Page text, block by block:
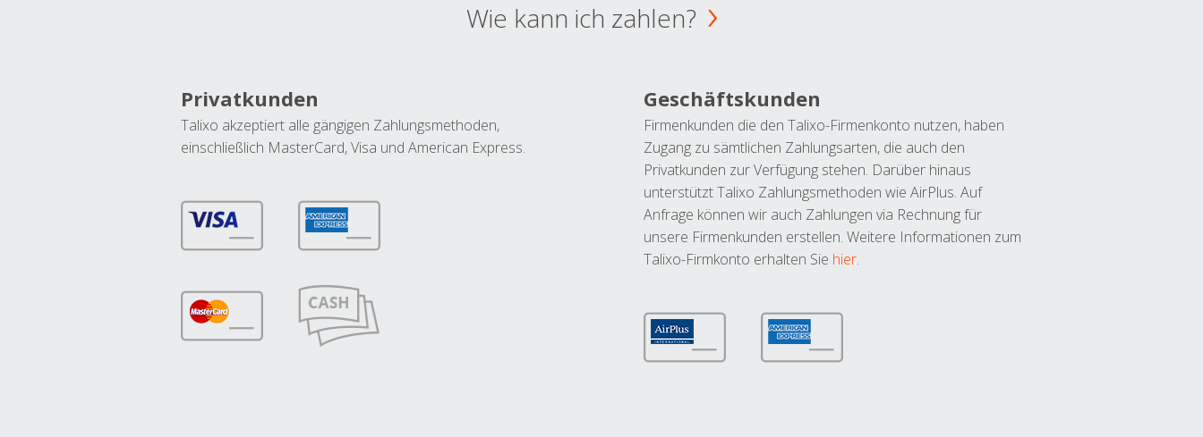
Wie kann ich zahlen?
Privatkunden
Talixo akzeptiert alle gängigen Zahlungsmethoden,
einschließlich MasterCard, Visa und American Express.
Geschäftskunden
Firmenkunden die den Talixo-Firmenkonto nutzen, haben
Zugang zu sämtlichen Zahlungsarten, die auch den
Privatkunden zur Verfügung stehen. Darüber hinaus
unterstützt Talixo Zahlungsmethoden wie AirPlus. Auf
Anfrage können wir auch Zahlungen via Rechnung für
unsere Firmenkunden erstellen. Weitere Informationen zum
Talixo-Firmkonto erhalten Sie hier.